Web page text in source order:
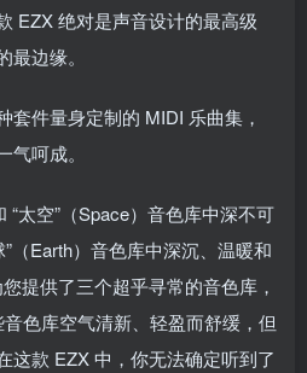
EZX 绝对是声音设计的最高级
边缘。
套件量身定制的 MIDI 乐曲集，
呵成。
“太空”（Space）音色库中深不可
（Earth）音色库中深沉、温暖和
提供了三个超乎寻常的音色库，
色库空气清新、轻盈而舒缓，但
这款 EZX 中，你无法确定听到了